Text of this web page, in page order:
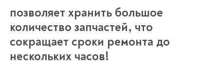
позволяет хранить большое
количество запчастей, что
сокращает сроки ремонта до
нескольких часов!